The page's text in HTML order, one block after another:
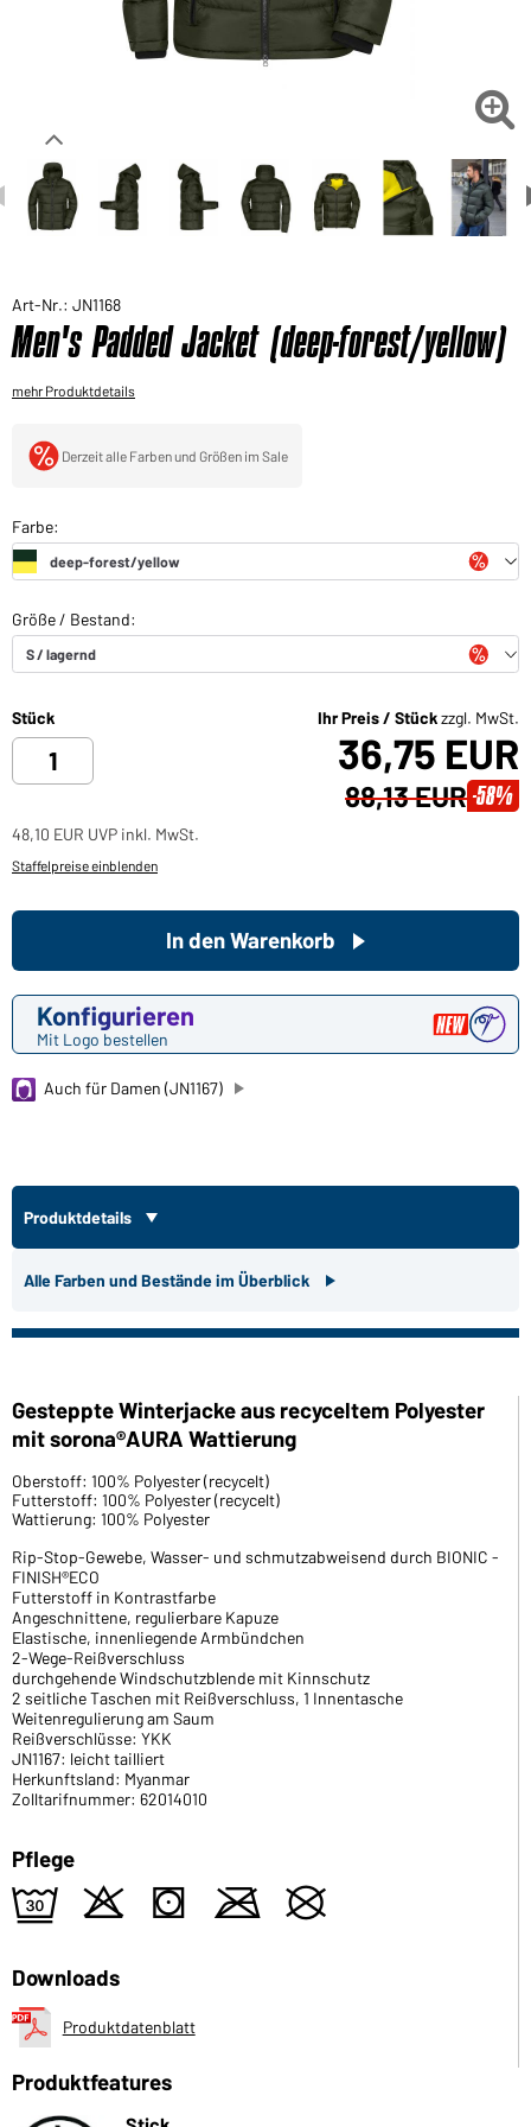
Sie möchten gerne für Ihren privaten Bedarf

Art-Nr.: JN1168
Men's Padded Jacket (deep-forest/yellow)
mehr Produktdetails
Derzeit alle Farben und Größen im Sale
Stück Ihr Preis / Stückzzgl. MwSt.
36,75 EUR
88,13 EUR -58%
48,10 EUR UVP inkl. MwSt.
Staffelpreise einblenden
Konfigurieren
Mit Logo bestellen
In den Warenkorb
Auch für Damen (JN1167)
Produktdetails
Alle Farben und Bestände im Überblick
Gesteppte Winterjacke aus recyceltem Polyester
mit sorona®AURA Wattierung
Oberstoff: 100% Polyester (recycelt)
Futterstoff: 100% Polyester (recycelt)
Wattierung: 100% Polyester
Rip-Stop-Gewebe, Wasser- und schmutzabweisend durch BIONIC -
FINISH®ECO
Futterstoff in Kontrastfarbe
Angeschnittene, regulierbare Kapuze
Elastische, innenliegende Armbündchen
2-Wege-Reißverschluss
durchgehende Windschutzblende mit Kinnschutz
2 seitliche Taschen mit Reißverschluss, 1 Innentasche
Weitenregulierung am Saum
Reißverschlüsse: YKK
JN1167: leicht tailliert
Herkunftsland: Myanmar
Zolltarifnummer: 62014010
Pflege
e o s m U
Downloads
Produktdatenblatt
Produktfeatures